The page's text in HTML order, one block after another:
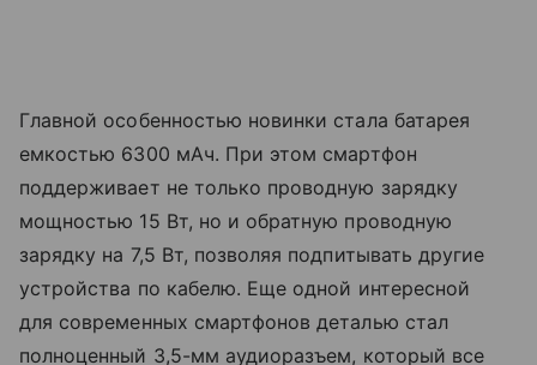
Главной особенностью новинки стала батарея
емкостью 6300 мАч. При этом смартфон
поддерживает не только проводную зарядку
мощностью 15 Вт, но и обратную проводную
зарядку на 7,5 Вт, позволяя подпитывать другие
устройства по кабелю. Еще одной интересной
для современных смартфонов деталью стал
полноценный 3,5-мм аудиоразъем, который все